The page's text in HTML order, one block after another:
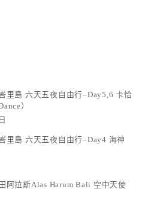
里島 六天五夜自由行–Day5,6 卡恰
）
里島 六天五夜自由行–Day4 海神
阿拉斯Alas Harum Bali 空中天使